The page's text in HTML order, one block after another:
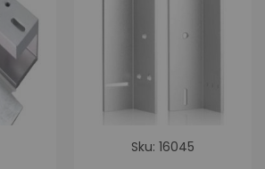
Sku: 16045